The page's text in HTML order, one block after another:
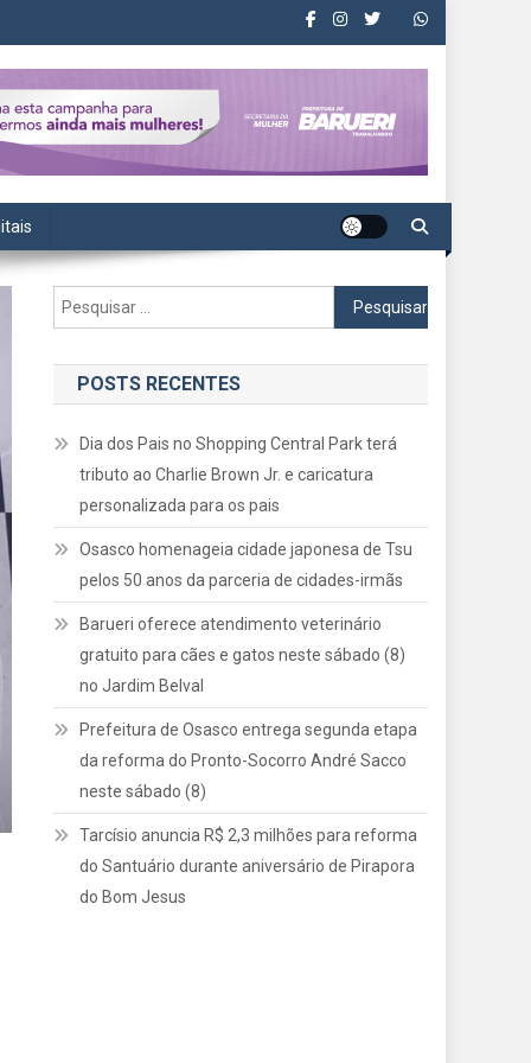
Pesquisar
por:
POSTS RECENTES
Dia dos Pais no Shopping Central Park terá
tributo ao Charlie Brown Jr. e caricatura
personalizada para os pais
Osasco homenageia cidade japonesa de Tsu
pelos 50 anos da parceria de cidades-irmãs
Barueri oferece atendimento veterinário
gratuito para cães e gatos neste sábado (8)
no Jardim Belval
Prefeitura de Osasco entrega segunda etapa
da reforma do Pronto-Socorro André Sacco
neste sábado (8)
Tarcísio anuncia R$ 2,3 milhões para reforma
do Santuário durante aniversário de Pirapora
do Bom Jesus